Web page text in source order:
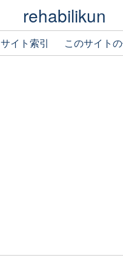
rehabilikun
サイト索引